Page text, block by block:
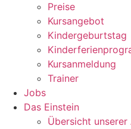
Preise
Kursangebot
Kindergeburtstag
Kursanmeldung
Trainer
Jobs
Das Einstein
Übersicht